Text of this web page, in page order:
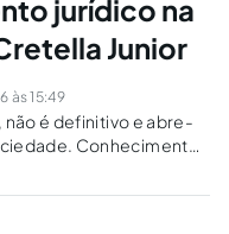
jurídico na
Junior
às 15:49
é definitivo e abre-
Conhecimento
e inconcluso.